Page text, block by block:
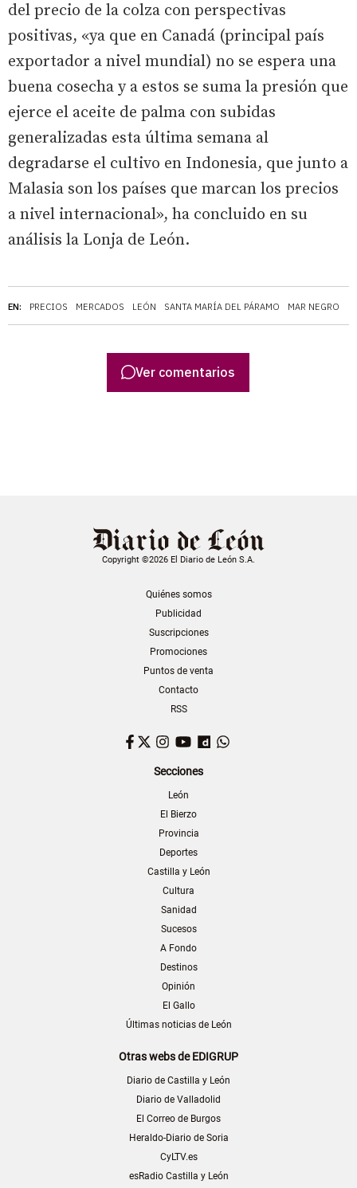
EN: PRECIOS MERCADOS LEÓN SANTA MARÍA DEL PÁRAMO MAR NEGRO
del precio de la colza con perspectivas
positivas, «ya que en Canadá (principal país
exportador a nivel mundial) no se espera una
buena cosecha y a estos se suma la presión que
ejerce el aceite de palma con subidas
generalizadas esta última semana al
degradarse el cultivo en Indonesia, que junto a
Malasia son los países que marcan los precios
a nivel internacional», ha concluido en su
análisis la Lonja de León.
Ver comentarios
Copyright ©2026 El Diario de León S.A.
Quiénes somos
Publicidad
Suscripciones
Promociones
Puntos de venta
Contacto
RSS
Facebook
TwitterInstagram
YouTubeDailymotion
Secciones
León
El Bierzo
Provincia
Deportes
Castilla y León
Cultura
Sanidad
Sucesos
A Fondo
Destinos
Opinión
El Gallo
Últimas noticias de León
Otras webs de EDIGRUP
Diario de Castilla y León
Diario de Valladolid
El Correo de Burgos
Heraldo-Diario de Soria
CyLTV.es
esRadio Castilla y León